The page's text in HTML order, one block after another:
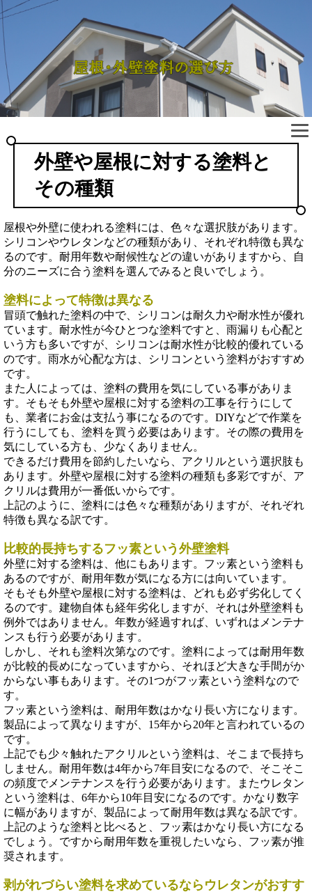
外壁や屋根に対する塗料と
その種類
屋根や外壁に使われる塗料には、色々な選択肢があります。
シリコンやウレタンなどの種類があり、それぞれ特徴も異な
るのです。耐用年数や耐候性などの違いがありますから、自
分のニーズに合う塗料を選んでみると良いでしょう。
塗料によって特徴は異なる
冒頭で触れた塗料の中で、シリコンは耐久力や耐水性が優れ
ています。耐水性が今ひとつな塗料ですと、雨漏りも心配と
いう方も多いですが、シリコンは耐水性が比較的優れている
のです。雨水が心配な方は、シリコンという塗料がおすすめ
です。
また人によっては、塗料の費用を気にしている事がありま
す。そもそも外壁や屋根に対する塗料の工事を行うにして
も、業者にお金は支払う事になるのです。DIYなどで作業を
行うにしても、塗料を買う必要はあります。その際の費用を
気にしている方も、少なくありません。
できるだけ費用を節約したいなら、アクリルという選択肢も
あります。外壁や屋根に対する塗料の種類も多彩ですが、ア
クリルは費用が一番低いからです。
上記のように、塗料には色々な種類がありますが、それぞれ
特徴も異なる訳です。
比較的長持ちするフッ素という外壁塗料
外壁に対する塗料は、他にもあります。フッ素という塗料も
あるのですが、耐用年数が気になる方には向いています。
そもそも外壁や屋根に対する塗料は、どれも必ず劣化してく
るのです。建物自体も経年劣化しますが、それは外壁塗料も
例外ではありません。年数が経過すれば、いずれはメンテナ
ンスも行う必要があります。
しかし、それも塗料次第なのです。塗料によっては耐用年数
が比較的長めになっていますから、それほど大きな手間がか
からない事もあります。その1つがフッ素という塗料なので
す。
フッ素という塗料は、耐用年数はかなり長い方になります。
製品によって異なりますが、15年から20年と言われているの
です。
上記でも少々触れたアクリルという塗料は、そこまで長持ち
しません。耐用年数は4年から7年目安になるので、そこそこ
の頻度でメンテナンスを行う必要があります。またウレタン
という塗料は、6年から10年目安になるのです。かなり数字
に幅がありますが、製品によって耐用年数は異なる訳です。
上記のような塗料と比べると、フッ素はかなり長い方になる
でしょう。ですから耐用年数を重視したいなら、フッ素が推
奨されます。
剥がれづらい塗料を求めているならウレタンがおすす